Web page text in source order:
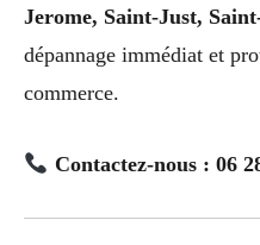
Jerome, Saint-Just,
dépannage immédiat et
commerce.
Contactez-nous : 06